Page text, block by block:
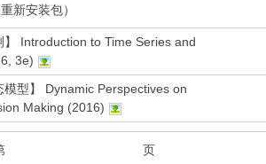
新安装包）
】 Introduction to Time Series and
3e)
模型】 Dynamic Perspectives on
Making (2016)
页